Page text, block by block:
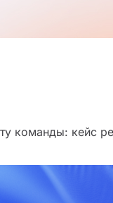
команды: кейс